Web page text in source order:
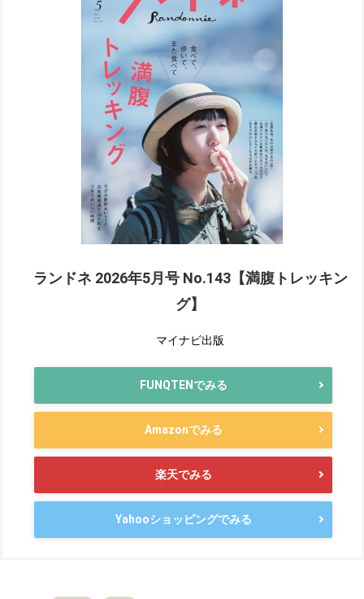
ランドネ 2026年5月号 No.143【満腹トレッキン
グ】
マイナビ出版
FUNQTENでみる
Amazonでみる
楽天でみる
Yahooショッピングでみる